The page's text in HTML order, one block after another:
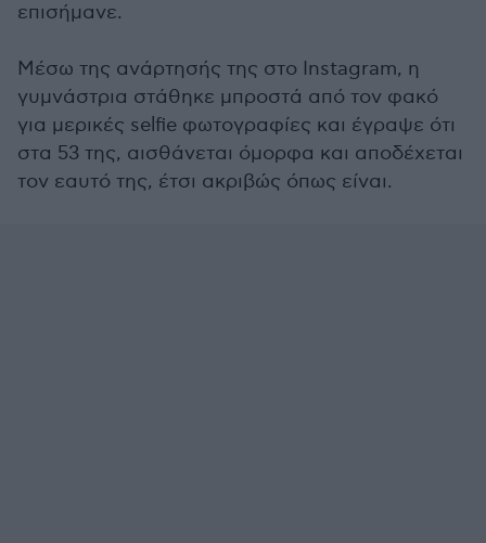
επισήμανε.
Μέσω της ανάρτησής της στο Instagram, η
γυμνάστρια στάθηκε μπροστά από τον φακό
για μερικές selfie φωτογραφίες και έγραψε ότι
στα 53 της, αισθάνεται όμορφα και αποδέχεται
τον εαυτό της, έτσι ακριβώς όπως είναι.